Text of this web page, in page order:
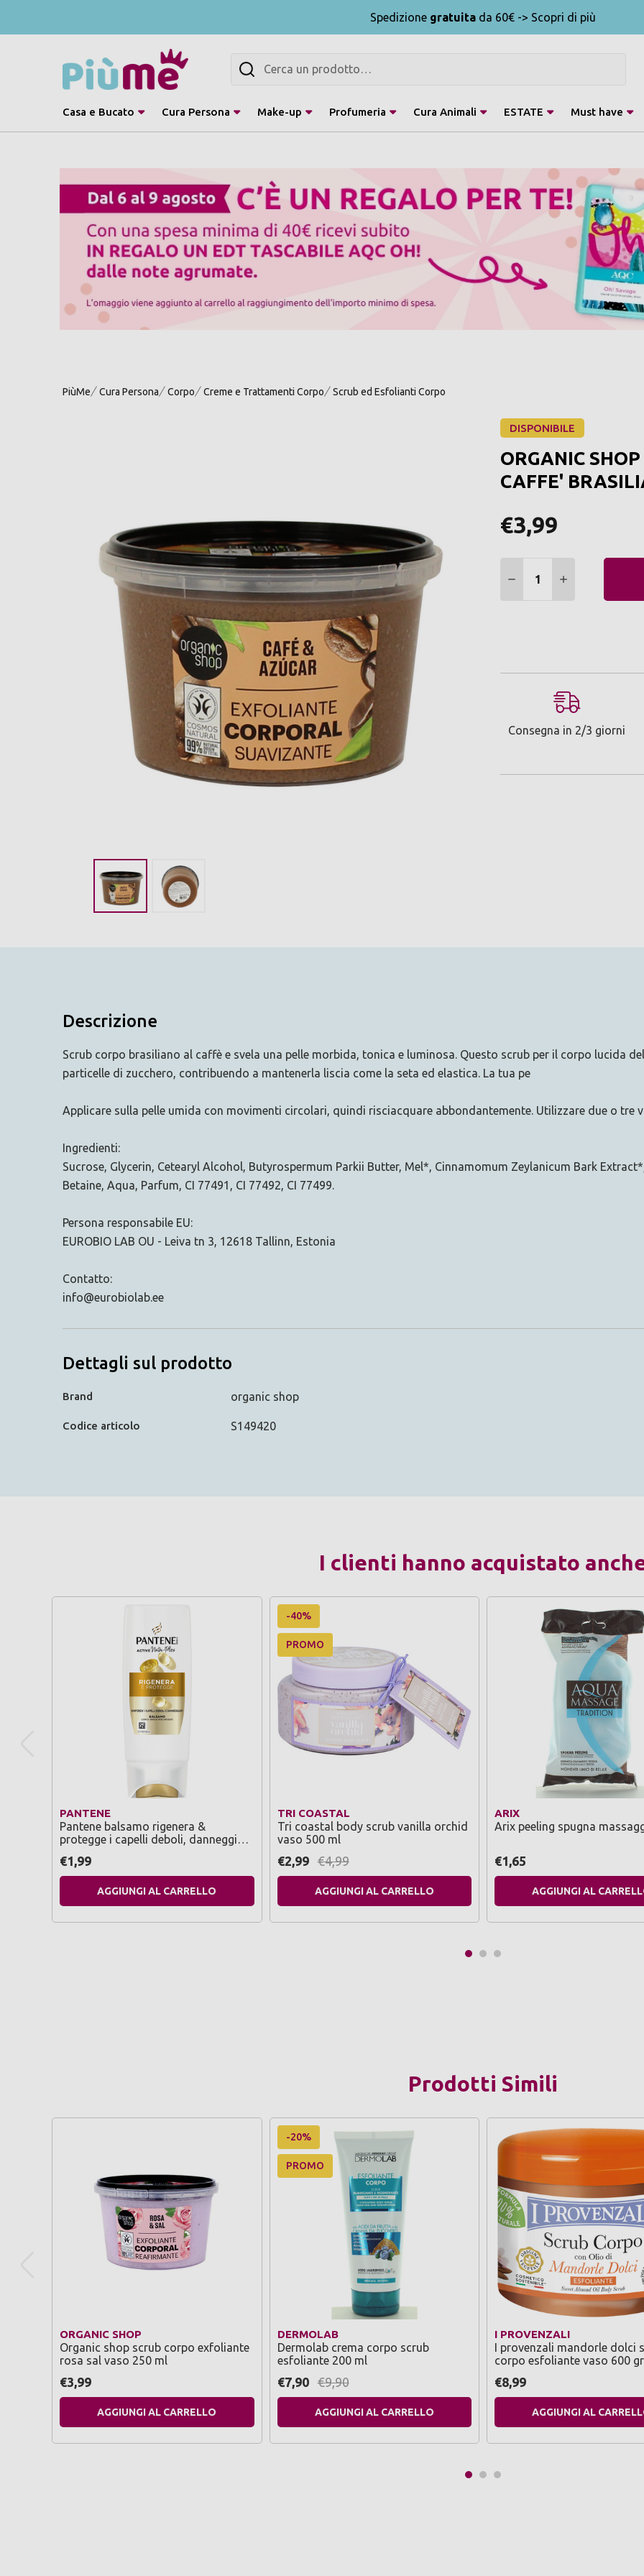
Spedizione gratuita da 60€ -> Scopri di più
Cerca
Casa e Bucato Cura Persona Make-up Profumeria Cura Animali ESTATE Must have
PiùMe Cura Persona Corpo Creme e Trattamenti Corpo Scrub ed Esfolianti Corpo
DISPONIBILE
ORGANIC
CAFFE'
€3,99
DIMINUIRE QUANTITÀ:
AUMENTARE
Consegna in 2/3 giorni
Descrizione
Scrub corpo brasiliano al caffè e svela una pelle morbida, tonica e luminosa. Questo scrub per il corpo lucida
particelle di zucchero, contribuendo a mantenerla liscia come la seta ed elastica. La tua pe
Applicare sulla pelle umida con movimenti circolari, quindi risciacquare abbondantemente. Utilizzare due o tre
Ingredienti:
Sucrose, Glycerin, Cetearyl Alcohol, Butyrospermum Parkii Butter, Mel*, Cinnamomum Zeylanicum Bark
Betaine, Aqua, Parfum, CI 77491, CI 77492, CI 77499.
Persona responsabile EU:
EUROBIO LAB OU - Leiva tn 3, 12618 Tallinn, Estonia
Contatto:
info@eurobiolab.ee
Dettagli sul prodotto
Brand organic shop
Codice articolo S149420
I clienti hanno acquistato
PANTENE
Pantene balsamo rigenera &
protegge i capelli deboli, danneggiati
€1,99
AGGIUNGI AL CARRELLO
-40%
PROMO
TRI COASTAL
Tri coastal body scrub vanilla orchid
vaso 500 ml
€2,99 €4,99
AGGIUNGI AL CARRELLO
ARIX
Arix peeling spugna
€1,65
AGGIUNGI AL
Prodotti Simili
ORGANIC SHOP
Organic shop scrub corpo exfoliante
rosa sal vaso 250 ml
€3,99
AGGIUNGI AL CARRELLO
-20%
PROMO
DERMOLAB
Dermolab crema corpo scrub
esfoliante 200 ml
€7,90 €9,90
AGGIUNGI AL CARRELLO
I PROVENZALI
I provenzali mandorle dolci
corpo esfoliante vaso 600
€8,99
AGGIUNGI AL